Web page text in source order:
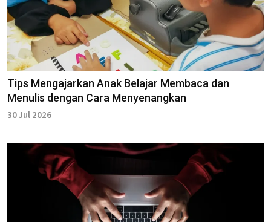
Tips Mengajarkan Anak Belajar Membaca dan
Menulis dengan Cara Menyenangkan
30 Jul 2026